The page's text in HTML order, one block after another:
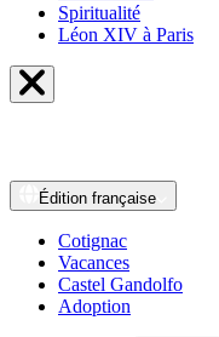
Spiritualité
Léon XIV à Paris
Édition française
Cotignac
Vacances
Castel Gandolfo
Adoption